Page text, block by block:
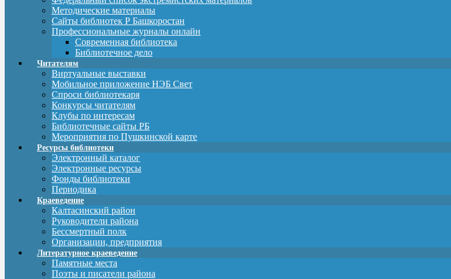
Методические материалы
Сайты библиотек Р Башкоростан
Профессиональные журналы онлайн
Современная библиотека
Библиотечное дело
Читателям
Виртуальные выставки
Мобильное приложение НЭБ Свет
Спроси библиотекаря
Конкурсы читателям
Клубы по интересам
Библиотечные сайты РБ
Мероприятия по Пушкинской карте
Ресурсы библиотеки
Электронный каталог
Электронные ресурсы
Фонды библиотеки
Периодика
Краеведение
Калтасинский район
Руководители района
Бессмертный полк
Организации, предприятия
Литературное краеведение
Памятные места
Поэты и писатели района